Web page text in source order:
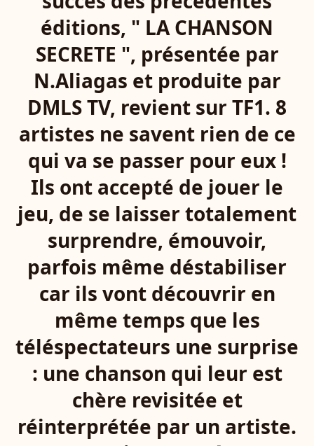
éditions, " LA CHANSON
SECRETE ", présentée par
N.Aliagas et produite par
DMLS TV, revient sur TF1. 8
artistes ne savent rien de ce
qui va se passer pour eux !
Ils ont accepté de jouer le
jeu, de se laisser totalement
surprendre, émouvoir,
parfois même déstabiliser
car ils vont découvrir en
même temps que les
téléspectateurs une surprise
: une chanson qui leur est
chère revisitée et
réinterprétée par un artiste.